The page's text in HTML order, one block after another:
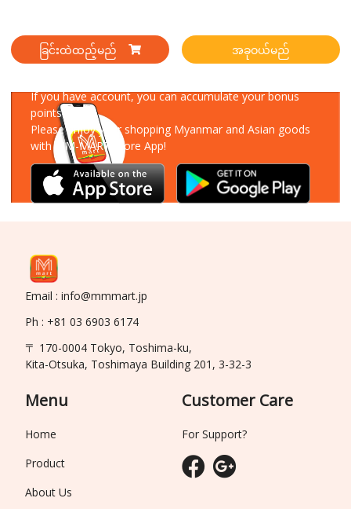
ခြင်းထဲထည့်မည် အခုဝယ်မည်
If you have account, you can accumulate your bonus
points!
Please enjoy your shopping Myanmar and Asian goods
with MM-MART Store App!
Email : info@mmmart.jp
Ph : +81 03 6903 6174
〒 170-0004 Tokyo, Toshima-ku,
Kita-Otsuka, Toshimaya Building 201, 3-32-3
Menu
Home
Product
About Us
Customer Care
For Support?